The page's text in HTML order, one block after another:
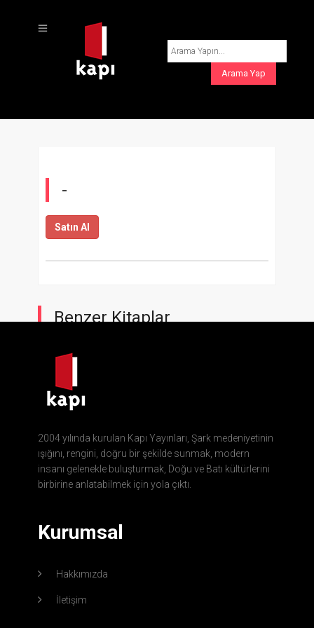
-
Satın Al
Benzer Kitaplar
2004 yılında kurulan Kapı Yayınları, Şark medeniyetinin
ışığını, rengini, doğru bir şekilde sunmak, modern
insanı gelenekle buluşturmak, Doğu ve Batı kültürlerini
birbirine anlatabilmek için yola çıktı.
Kurumsal
Hakkımızda
İletişim